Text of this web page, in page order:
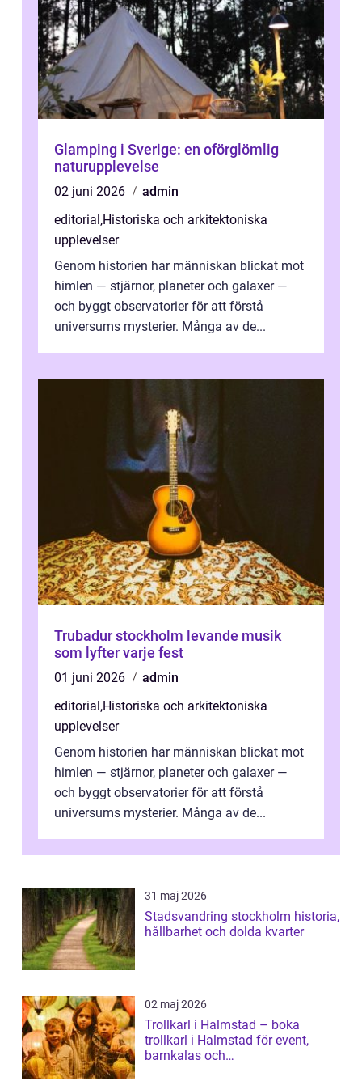
Glamping i Sverige: en oförglömlig
naturupplevelse
02 juni 2026
admin
editorial ,Historiska och arkitektoniska
upplevelser
Genom historien har människan blickat mot
himlen — stjärnor, planeter och galaxer —
och byggt observatorier för att förstå
universums mysterier. Många av de...
Trubadur stockholm levande musik
som lyfter varje fest
01 juni 2026
admin
editorial ,Historiska och arkitektoniska
upplevelser
Genom historien har människan blickat mot
himlen — stjärnor, planeter och galaxer —
och byggt observatorier för att förstå
universums mysterier. Många av de...
31 maj 2026
Stadsvandring stockholm historia,
hållbarhet och dolda kvarter
02 maj 2026
Trollkarl i Halmstad – boka
trollkarl i Halmstad för event,
barnkalas och